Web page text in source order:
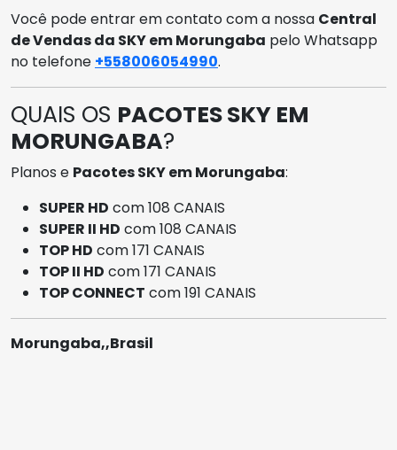
Você pode entrar em contato com a nossa Central
de Vendas da SKY em Morungaba pelo Whatsapp
no telefone +558006054990.
QUAIS OS PACOTES SKY EM
MORUNGABA?
Planos e Pacotes SKY em Morungaba:
SUPER HD com 108 CANAIS
SUPER II HD com 108 CANAIS
TOP HD com 171 CANAIS
TOP II HD com 171 CANAIS
TOP CONNECT com 191 CANAIS
Morungaba,,Brasil